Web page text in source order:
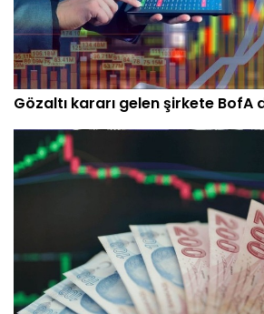
Gözaltı kararı gelen şirkete BofA